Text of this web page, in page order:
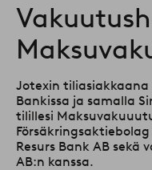
Jotexin tiliasiakkaana
Bankissa ja samalla
tilillesi
Resurs Bank AB
AB:n kanssa.